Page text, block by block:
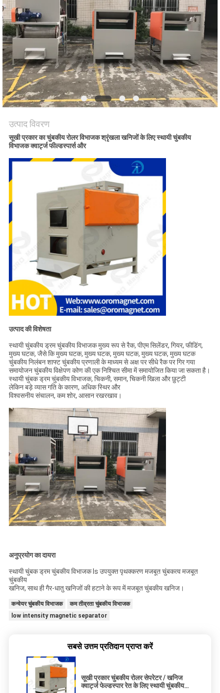
साइटमैप
PRIVACY
POLICY
उत्पाद विवरण
सूखी प्रकार का चुंबकीय रोलर विभाजक श्रृंखला खनिजों के लिए स्थायी चुंबकीय
विभाजक क्वार्ट्ज फील्डस्पार्स और
उत्पाद की विशेषता
स्थायी चुंबकीय ड्रम चुंबकीय विभाजक मुख्य रूप से रैक, पीएम सिलेंडर, गियर, फीडिंग,
मुख्य घटक, जैसे कि मुख्य घटक, मुख्य घटक, मुख्य घटक, मुख्य घटक, मुख्य घटक
चुंबकीय निलंबन शाफ्ट चुंबकीय प्रणाली के माध्यम से अक्ष पर सीधे रैक पर गिर गया
समायोजन चुंबकीय विक्षेपण कोण की एक निश्चित सीमा में समायोजित किया जा सकता है।
स्थायी चुंबक ड्रम चुंबकीय विभाजक, चिकनी, समान, चिकनी खिला और छुट्टी
लेकिन बड़े व्यास गति के कारण, अधिक स्थिर और
विश्वसनीय संचालन, कम शोर, आसान रखरखाव।
अनुप्रयोग का दायरा
स्थायी चुंबक ड्रम चुंबकीय विभाजक ls उपयुक्त पृथक्करण मजबूत चुंबकत्व मजबूत
चुंबकीय
खनिज, साथ ही गैर-धातु खनिजों की हटाने के रूप में मजबूत चुंबकीय खनिज।
कन्वेयर चुंबकीय विभाजक
कम तीव्रता चुंबकीय विभाजक
low intensity magnetic separator
सबसे उत्तम प्रतिदान प्राप्त करें
सूखी प्रकार चुंबकीय रोलर सेपरेटर / खनिज
क्वार्ट्ज फेल्डस्पार रेत के लिए स्थायी चुंबकीय